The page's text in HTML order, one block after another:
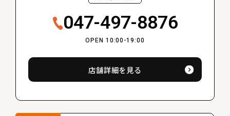
047-497-8876
OPEN 10:00-19:00
店舗詳細を見る